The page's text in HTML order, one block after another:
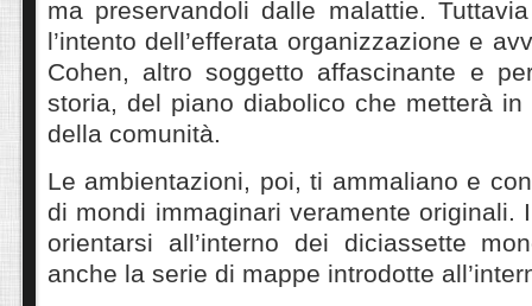
ma preservandoli dalle malattie.
l’intento dell’efferata organizzazione e
Cohen, altro soggetto affascinante e
storia, del piano diabolico che metterà in
della comunità.
Le ambientazioni, poi, ti ammaliano e
di mondi immaginari veramente originali.
orientarsi all’interno dei diciassette
anche la serie di mappe introdotte